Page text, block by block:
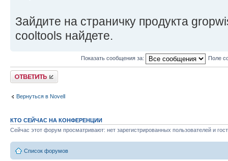
Зайдите на страничку продукта
cooltools найдете.
Показать сообщения за: Поле
Ответить
Вернуться в Novell
КТО СЕЙЧАС НА КОНФЕРЕНЦИИ
Сейчас этот форум просматривают: нет зарегистрированных пользователей и
Список форумов